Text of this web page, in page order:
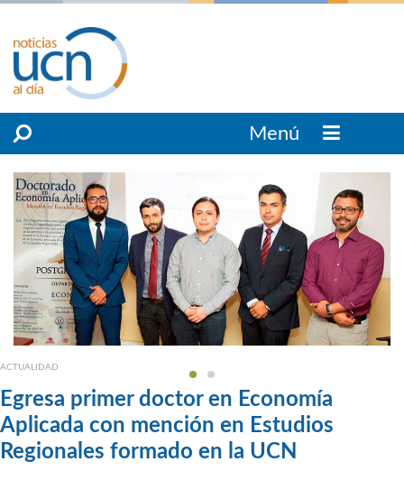
Menú
ACTUALIDAD
Egresa primer doctor en Economía
Aplicada con mención en Estudios
Regionales formado en la UCN